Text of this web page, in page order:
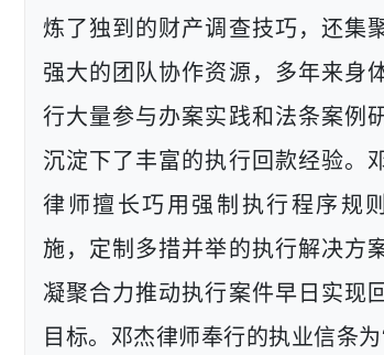
炼了独到的财产调查技巧，还集
强大的团队协作资源，多年来身
行大量参与办案实践和法条案例
沉淀下了丰富的执行回款经验。
律师擅长巧用强制执行程序规
施，定制多措并举的执行解决方案
凝聚合力推动执行案件早日实现
目标。邓杰律师奉行的执业信条为